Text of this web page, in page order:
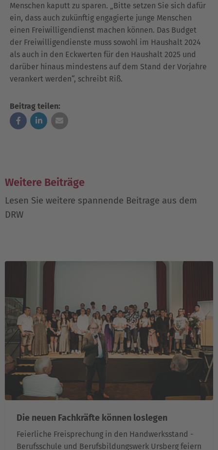
Menschen kaputt zu sparen. „Bitte setzen Sie sich dafür
ein, dass auch zukünftig engagierte junge Menschen
einen Freiwilligendienst machen können. Das Budget
der Freiwilligendienste muss sowohl im Haushalt 2024
als auch in den Eckwerten für den Haushalt 2025 und
darüber hinaus mindestens auf dem Stand der Vorjahre
verankert werden“, schreibt Riß.
Beitrag teilen:
Weitere Beiträge
Lesen Sie weitere spannende Beitrage aus dem
DRW
Die neuen Fachkräfte können loslegen
Feierliche Freisprechung in den Handwerksstand -
Berufsschule und Berufsbildungswerk Ursberg feiern